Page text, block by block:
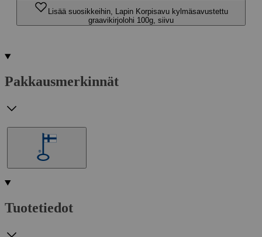
Lisää suosikkeihin, Lapin Korpisavu kylmäsavustettu
graavikirjolohi 100g, siivu
Pakkausmerkinnät
Tuotetiedot